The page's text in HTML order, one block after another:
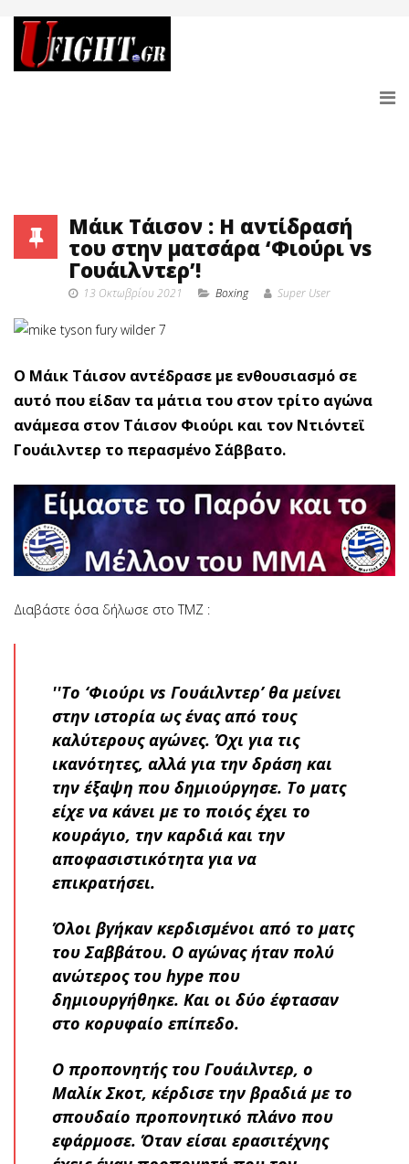
Μάικ Τάισον : H αντίδρασή
του στην ματσάρα ‘Φιούρι vs
Γουάιλντερ’!
13 Οκτωβρίου 2021 Boxing Super User
Ο Μάικ Τάισον αντέδρασε με ενθουσιασμό σε
αυτό που είδαν τα μάτια του στον τρίτο αγώνα
ανάμεσα στον Τάισον Φιούρι και τον Ντιόντεϊ
Γουάιλντερ το περασμένο Σάββατο.
Διαβάστε όσα δήλωσε στο TMZ :
''To ‘Φιούρι vs Γουάιλντερ’ θα μείνει
στην ιστορία ως ένας από τους
καλύτερους αγώνες. Όχι για τις
ικανότητες, αλλά για την δράση και
την έξαψη που δημιούργησε. Το ματς
είχε να κάνει με το ποιός έχει το
κουράγιο, την καρδιά και την
αποφασιστικότητα για να
επικρατήσει.
Όλοι βγήκαν κερδισμένοι από το ματς
του Σαββάτου. Ο αγώνας ήταν πολύ
ανώτερος του hype που
δημιουργήθηκε. Και οι δύο έφτασαν
στο κορυφαίο επίπεδο.
Ο προπονητής του Γουάιλντερ, ο
Μαλίκ Σκοτ, κέρδισε την βραδιά με το
σπουδαίο προπονητικό πλάνο που
εφάρμοσε. Όταν είσαι ερασιτέχνης